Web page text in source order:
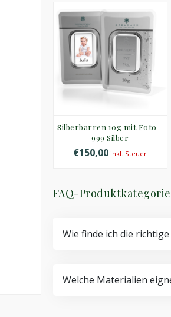
Silberbarren 10g mit Foto –
999 Silber
€150,00 inkl. Steuer
FAQ-
Wie finde ich die
Welche Materialien